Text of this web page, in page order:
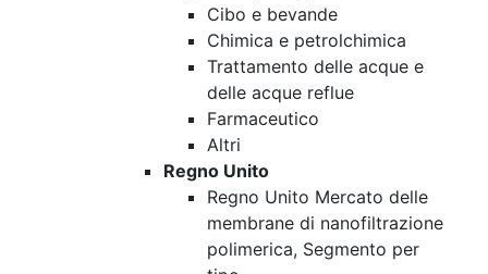
Cibo e bevande
Chimica e petrolchimica
Trattamento delle acque e
delle acque reflue
Farmaceutico
Altri
Regno Unito
Regno Unito Mercato delle
membrane di nanofiltrazione
polimerica, Segmento per